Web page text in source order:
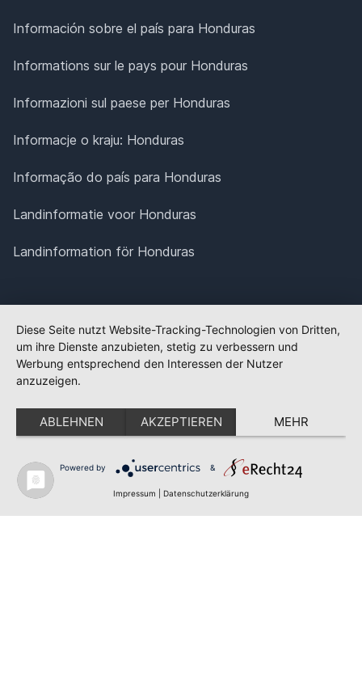
Información sobre el país para Honduras
Informations sur le pays pour Honduras
Informazioni sul paese per Honduras
Informacje o kraju: Honduras
Informação do país para Honduras
Landinformatie voor Honduras
Landinformation för Honduras
Diese Seite nutzt Website-Tracking-Technologien von Dritten,
um ihre Dienste anzubieten, stetig zu verbessern und
Werbung entsprechend den Interessen der Nutzer
anzuzeigen.
ABLEHNEN AKZEPTIEREN MEHR
Powered by &
Impressum Datenschutzerklärung